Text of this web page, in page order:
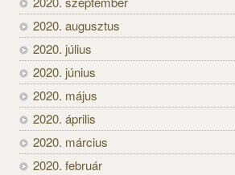
2020. augusztus
2020. július
2020. június
2020. május
2020. április
2020. március
2020. február